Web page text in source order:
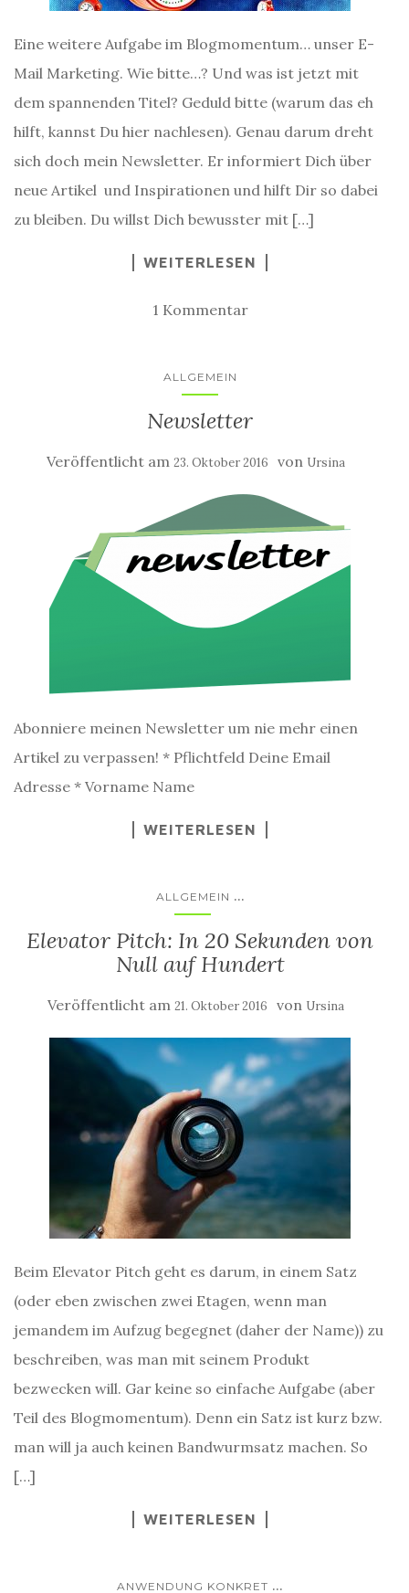
Eine weitere Aufgabe im Blogmomentum… unser E-
Mail Marketing. Wie bitte…? Und was ist jetzt mit
dem spannenden Titel? Geduld bitte (warum das eh
hilft, kannst Du hier nachlesen). Genau darum dreht
sich doch mein Newsletter. Er informiert Dich über
neue Artikel und Inspirationen und hilft Dir so dabei
zu bleiben. Du willst Dich bewusster mit […]
WEITERLESEN
1 Kommentar
ALLGEMEIN
Newsletter
Veröffentlicht am 23. Oktober 2016 von Ursina
Abonniere meinen Newsletter um nie mehr einen
Artikel zu verpassen! * Pflichtfeld Deine Email
Adresse * Vorname Name
WEITERLESEN
ALLGEMEIN ...
Elevator Pitch: In 20 Sekunden von
Null auf Hundert
Veröffentlicht am 21. Oktober 2016 von Ursina
Beim Elevator Pitch geht es darum, in einem Satz
(oder eben zwischen zwei Etagen, wenn man
jemandem im Aufzug begegnet (daher der Name)) zu
beschreiben, was man mit seinem Produkt
bezwecken will. Gar keine so einfache Aufgabe (aber
Teil des Blogmomentum). Denn ein Satz ist kurz bzw.
man will ja auch keinen Bandwurmsatz machen. So
[…]
WEITERLESEN
ANWENDUNG KONKRET ...